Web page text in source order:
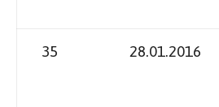
35 28.01.2016